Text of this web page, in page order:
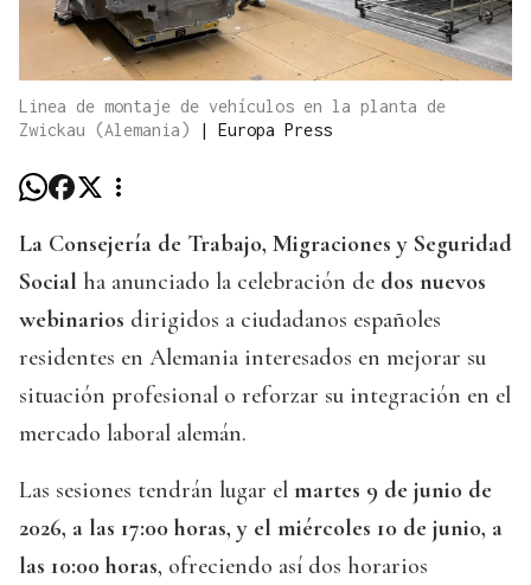
Linea de montaje de vehículos en la planta de
Zwickau (Alemania)
| Europa Press
La Consejería de Trabajo, Migraciones y Seguridad
Social ha anunciado la celebración de dos nuevos
webinarios dirigidos a ciudadanos españoles
residentes en Alemania interesados en mejorar su
situación profesional o reforzar su integración en el
mercado laboral alemán.
Las sesiones tendrán lugar el martes 9 de junio de
2026, a las 17:00 horas, y el miércoles 10 de junio, a
las 10:00 horas, ofreciendo así dos horarios